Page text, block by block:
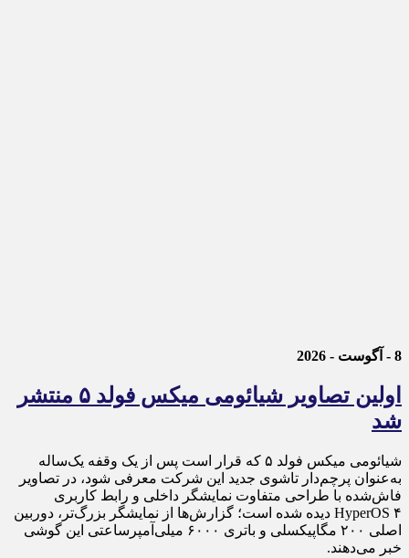
8 - آگوست - 2026
اولین تصاویر شیائومی میکس فولد ۵ منتشر
شد
شیائومی میکس فولد ۵ که قرار است پس از یک وقفه یک‌ساله
به‌عنوان پرچم‌دار تاشوی جدید این شرکت معرفی شود، در تصاویر
فاش‌شده با طراحی متفاوت نمایشگر داخلی و رابط کاربری
HyperOS ۴ دیده شده است؛ گزارش‌ها از نمایشگر بزرگ‌تر، دوربین
اصلی ۲۰۰ مگاپیکسلی و باتری ۶۰۰۰ میلی‌آمپرساعتی این گوشی
خبر می‌دهند.